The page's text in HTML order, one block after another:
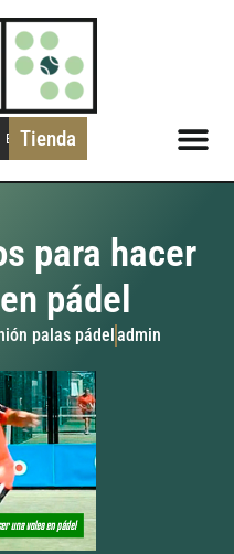
Buscar
Tienda
para hacer
pádel
palas pádeladmin